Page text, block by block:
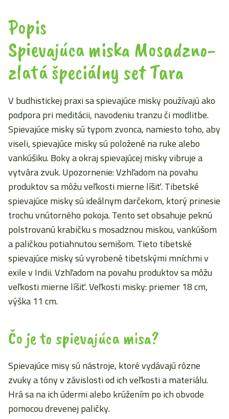
Popis
Spievajúca miska Mosadzno-
zlatá špeciálny set Tara
V budhistickej praxi sa spievajúce misky používajú ako
podpora pri meditácii, navodeniu tranzu či modlitbe.
Spievajúce misky sú typom zvonca, namiesto toho, aby
viseli, spievajúce misky sú položené na ruke alebo
vankúšiku. Boky a okraj spievajúcej misky vibruje a
vytvára zvuk. Upozornenie: Vzhľadom na povahu
produktov sa môžu veľkosti mierne líšiť. Tibetské
spievajúce misky sú ideálnym darčekom, ktorý prinesie
trochu vnútorného pokoja. Tento set obsahuje peknú
polstrovanú krabičku s mosadznou miskou, vankúšom
a paličkou potiahnutou semišom. Tieto tibetské
spievajúce misky sú vyrobené tibetskými mníchmi v
exile v Indii. Vzhľadom na povahu produktov sa môžu
veľkosti mierne líšiť. Veľkosti misky: priemer 18 cm,
výška 11 cm.
Čo je to spievajúca misa?
Spievajúce misy sú nástroje, ktoré vydávajú rôzne
zvuky a tóny v závislosti od ich veľkosti a materiálu.
Hrá sa na ich údermi alebo krúžením po ich obvode
pomocou drevenej paličky.